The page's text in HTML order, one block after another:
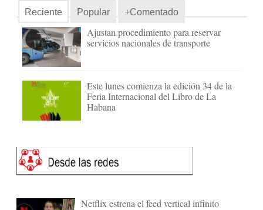
Reciente Popular +Comentado
Ajustan procedimiento para reservar
servicios nacionales de transporte
Este lunes comienza la edición 34 de la
Feria Internacional del Libro de La
Habana
Netflix estrena el feed vertical infinito